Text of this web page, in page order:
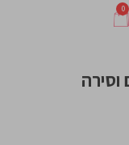
0
וסירה